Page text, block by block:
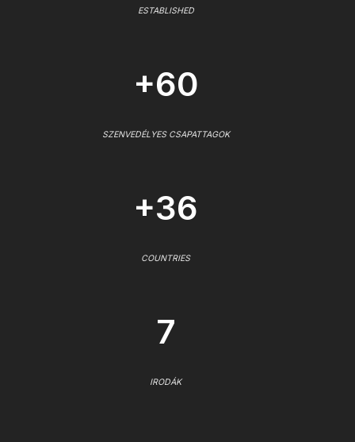
ESTABLISHED
+60
SZENVEDÉLYES CSAPATTAGOK
+36
COUNTRIES
7
IRODÁK